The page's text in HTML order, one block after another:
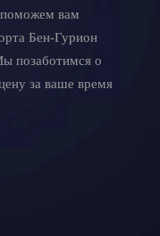
вам
Бен-Гурион
позаботимся о
за ваше время